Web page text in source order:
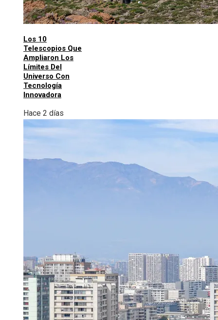
Los 10
Telescopios Que
Ampliaron Los
Límites Del
Universo Con
Tecnología
Innovadora
Hace 2 días